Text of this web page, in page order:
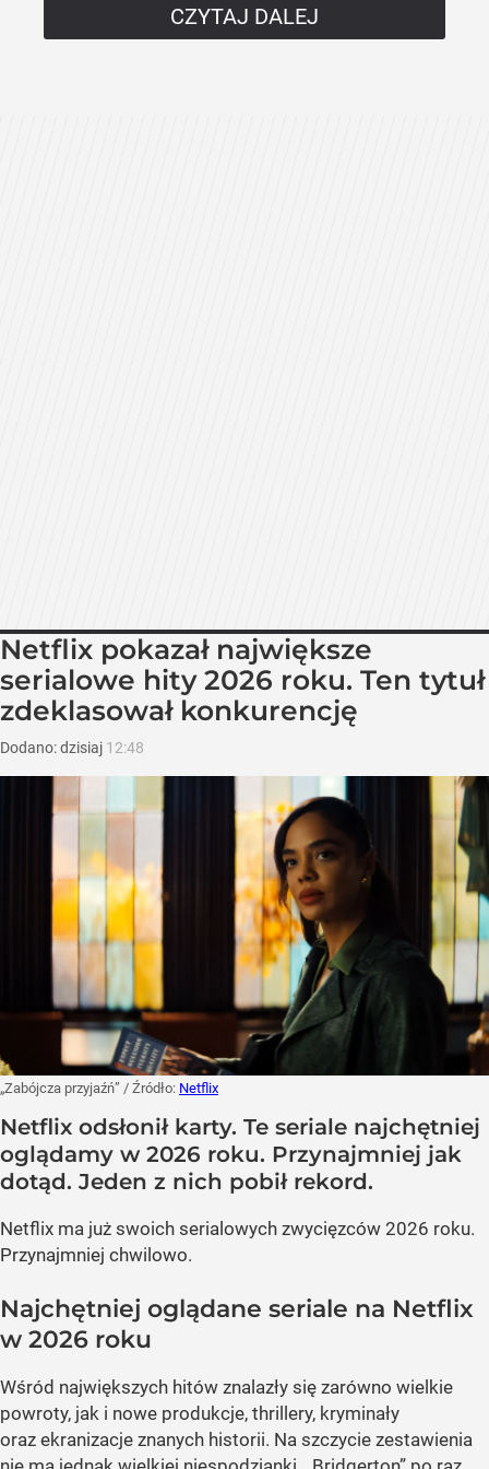
CZYTAJ DALEJ
Netflix pokazał największe
serialowe hity 2026 roku. Ten tytuł
zdeklasował konkurencję
Dodano:dzisiaj 12:48
„Zabójcza przyjaźń” / Źródło: Netflix
Netflix odsłonił karty. Te seriale najchętniej
oglądamy w 2026 roku. Przynajmniej jak
dotąd. Jeden z nich pobił rekord.
Netflix ma już swoich serialowych zwycięzców 2026 roku.
Przynajmniej chwilowo.
Najchętniej oglądane seriale na Netflix
w 2026 roku
Wśród największych hitów znalazły się zarówno wielkie
powroty, jak i nowe produkcje, thrillery, kryminały
oraz ekranizacje znanych historii. Na szczycie zestawienia